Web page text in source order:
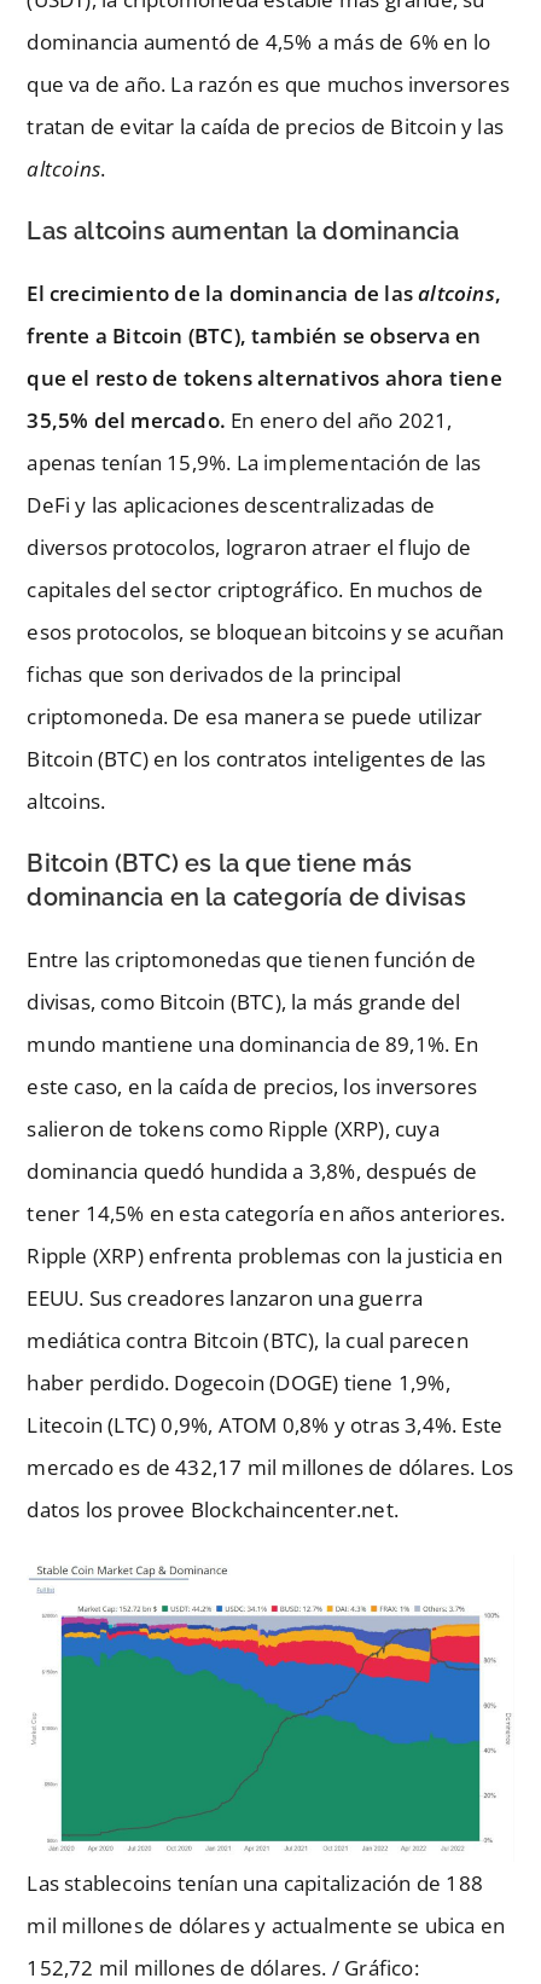
dominancia aumentó de 4,5% a más de 6% en lo
que va de año. La razón es que muchos inversores
tratan de evitar la caída de precios de Bitcoin y las
altcoins.
Las altcoins aumentan la dominancia
El crecimiento de la dominancia de lasaltcoins,
frente a Bitcoin (BTC), también se observa en
que el resto de tokens alternativos ahora tiene
35,5% del mercado. En enero del año 2021,
apenas tenían 15,9%. La implementación de las
DeFi y las aplicaciones descentralizadas de
diversos protocolos, lograron atraer el flujo de
capitales del sector criptográfico. En muchos de
esos protocolos, se bloquean bitcoins y se acuñan
fichas que son derivados de la principal
criptomoneda. De esa manera se puede utilizar
Bitcoin (BTC) en los contratos inteligentes de las
altcoins.
Bitcoin (BTC) es la que tiene más
dominancia en la categoría de divisas
Entre las criptomonedas que tienen función de
divisas, como Bitcoin (BTC), la más grande del
mundo mantiene una dominancia de 89,1%. En
este caso, en la caída de precios, los inversores
salieron de tokens como Ripple (XRP), cuya
dominancia quedó hundida a 3,8%, después de
tener 14,5% en esta categoría en años anteriores.
Ripple (XRP) enfrenta problemas con la justicia en
EEUU. Sus creadores lanzaron una guerra
mediática contra Bitcoin (BTC), la cual parecen
haber perdido. Dogecoin (DOGE) tiene 1,9%,
Litecoin (LTC) 0,9%, ATOM 0,8% y otras 3,4%. Este
mercado es de 432,17 mil millones de dólares. Los
datos los provee Blockchaincenter.net.
Las stablecoins tenían una capitalización de 188
mil millones de dólares y actualmente se ubica en
152,72 mil millones de dólares. / Gráfico: